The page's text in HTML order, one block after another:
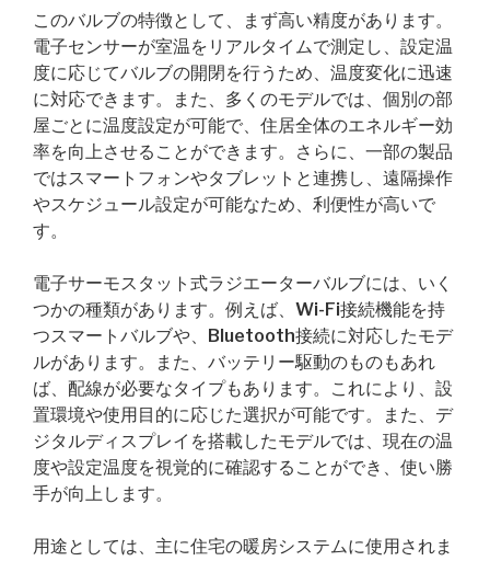
このバルブの特徴として、まず高い精度があります。
電子センサーが室温をリアルタイムで測定し、設定温
度に応じてバルブの開閉を行うため、温度変化に迅速
に対応できます。また、多くのモデルでは、個別の部
屋ごとに温度設定が可能で、住居全体のエネルギー効
率を向上させることができます。さらに、一部の製品
ではスマートフォンやタブレットと連携し、遠隔操作
やスケジュール設定が可能なため、利便性が高いで
す。
電子サーモスタット式ラジエーターバルブには、いく
つかの種類があります。例えば、Wi-Fi接続機能を持
つスマートバルブや、Bluetooth接続に対応したモデ
ルがあります。また、バッテリー駆動のものもあれ
ば、配線が必要なタイプもあります。これにより、設
置環境や使用目的に応じた選択が可能です。また、デ
ジタルディスプレイを搭載したモデルでは、現在の温
度や設定温度を視覚的に確認することができ、使い勝
手が向上します。
用途としては、主に住宅の暖房システムに使用されま